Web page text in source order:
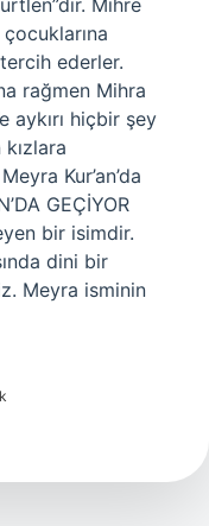
Mihre
ederler.
rağmen Mihra
aykırı hiçbir şey
Kur’an’da
GEÇİYOR
bir isimdir.
dini bir
Meyra isminin